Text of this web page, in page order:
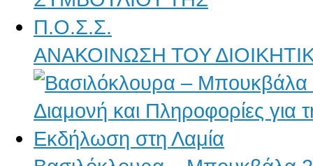
ΑΝΑΚΟΙΝΩΣΗ ΤΟΥ